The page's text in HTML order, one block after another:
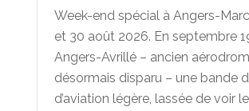
Week-end spécial à Angers-
et 30 août 2026. En septembre
Angers-Avrillé – ancien
désormais disparu – une bande
d’aviation légère, lassée de voir le